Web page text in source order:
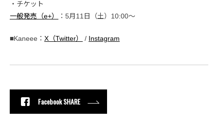
・チケット
一般発売（e+）
：5月11日（土）10:00〜
■Kaneee： X（Twitter） / Instagram
Facebook SHARE